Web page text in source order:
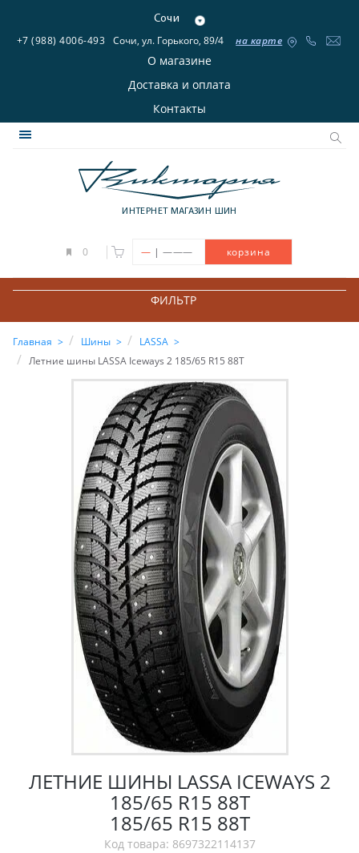
Сочи
+7 (988) 4006-493 Сочи, ул. Горького, 89/4 на карте
О магазине
Доставка и оплата
Контакты
ИНТЕРНЕТ МАГАЗИН ШИН
0 — | ——— корзина
ФИЛЬТР
Главная Шины
LASSA
Летние шины LASSA Iceways 2 185/65 R15 88T
ЛЕТНИЕ ШИНЫ LASSA ICEWAYS 2
185/65 R15 88T
185/65 R15 88T
Код товара: 8697322114137